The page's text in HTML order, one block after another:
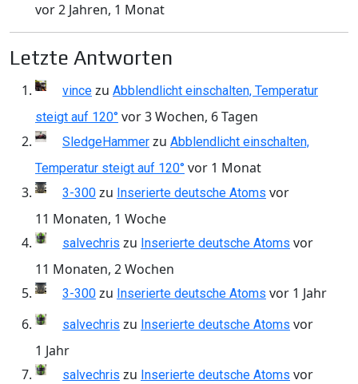
vor 2 Jahren, 1 Monat
Letzte Antworten
vince zu Abblendlicht einschalten, Temperatur
steigt auf 120° vor 3 Wochen, 6 Tagen
SledgeHammer zu Abblendlicht einschalten,
Temperatur steigt auf 120° vor 1 Monat
3-300 zu Inserierte deutsche Atoms vor
11 Monaten, 1 Woche
salvechris zu Inserierte deutsche Atoms vor
11 Monaten, 2 Wochen
3-300 zu Inserierte deutsche Atoms vor 1 Jahr
salvechris zu Inserierte deutsche Atoms vor
1 Jahr
salvechris zu Inserierte deutsche Atoms vor